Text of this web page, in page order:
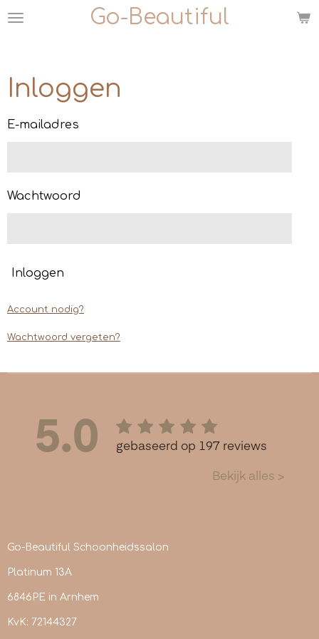
Ga
hoofdinhoud
Go-Beautiful
Inloggen
E-mailadres
Wachtwoord
Inloggen
Account nodig?
Wachtwoord vergeten?
Go-Beautiful Schoonheidssalon
Platinum 13A
6846PE in Arnhem
KvK: 72144327